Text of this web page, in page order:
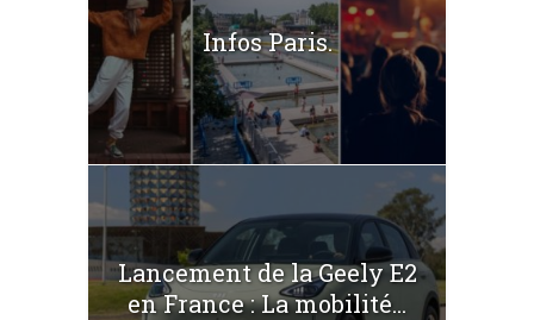
Infos Paris.
Lancement de la Geely E2
en France : La mobilité...